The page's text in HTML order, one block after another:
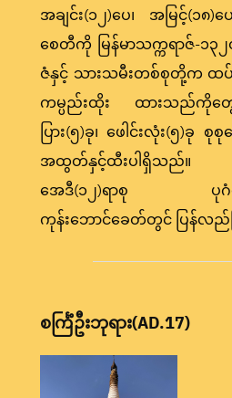
အချင်း(၁၂)ပေ၊ အမြင့်(၁၈)
စေတီကို မြန်မာသက္ကရာဇ်-၁၃၂
ဇံနှင့် သားသမီးတစ်စုတို့က ထပ်မံ
ကမ္ပည်းထိုး ထားသည်ကိုတွ
ပြား(၅)ခု၊ ဖေါင်းလုံး(၅)ခု စုစု
အထွတ်နှင့်ထီးပါရှိသည်
အေဒီ(၁၂)ရာစု ပုဂံခေ
ကုန်းဘောင်ခေတ်တွင် ပြန်လည်
စင်္ကြံဦးဘုရား(AD.17)